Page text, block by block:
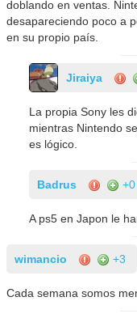
doblando en ventas.
desapareciendo poco a
en su propio país.
Jiraiya
La propia Sony les
mientras Nintendo
es lógico.
Badrus +0
A ps5 en Japon le
wimancio +3
Cada semana somos